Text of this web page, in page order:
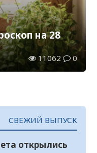
на 28
11062 0
СВЕЖИЙ ВЫПУСК
открылись